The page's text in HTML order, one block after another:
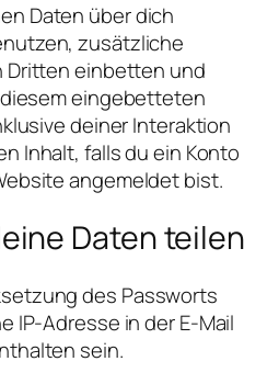
Daten über dich
zusätzliche
Dritten einbetten und
eingebetteten
deiner Interaktion
Inhalt, falls du ein Konto
angemeldet bist.
Daten teilen
des Passworts
IP-Adresse in der E-Mail
sein.